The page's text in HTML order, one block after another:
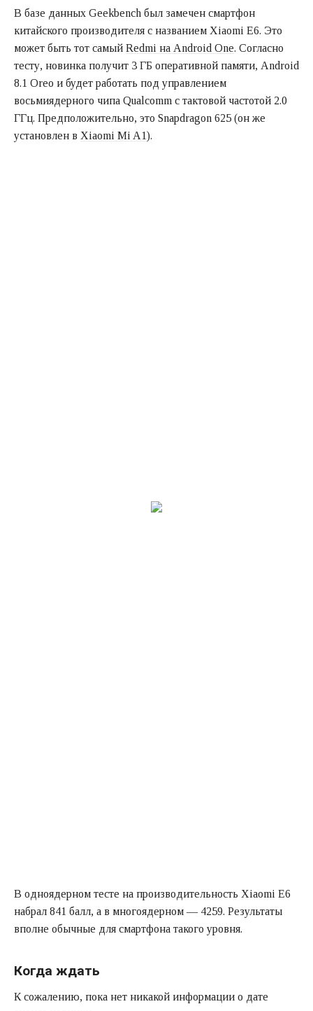
В базе данных Geekbench был замечен смартфон
китайского производителя с названием Xiaomi E6. Это
может быть тот самый Redmi на Android One. Согласно
тесту, новинка получит 3 ГБ оперативной памяти, Android
8.1 Oreo и будет работать под управлением
восьмиядерного чипа Qualcomm с тактовой частотой 2.0
ГГц. Предположительно, это Snapdragon 625 (он же
установлен в Xiaomi Mi A1).
В одноядерном тесте на производительность Xiaomi E6
набрал 841 балл, а в многоядерном — 4259. Результаты
вполне обычные для смартфона такого уровня.
Когда ждать
К сожалению, пока нет никакой информации о дате